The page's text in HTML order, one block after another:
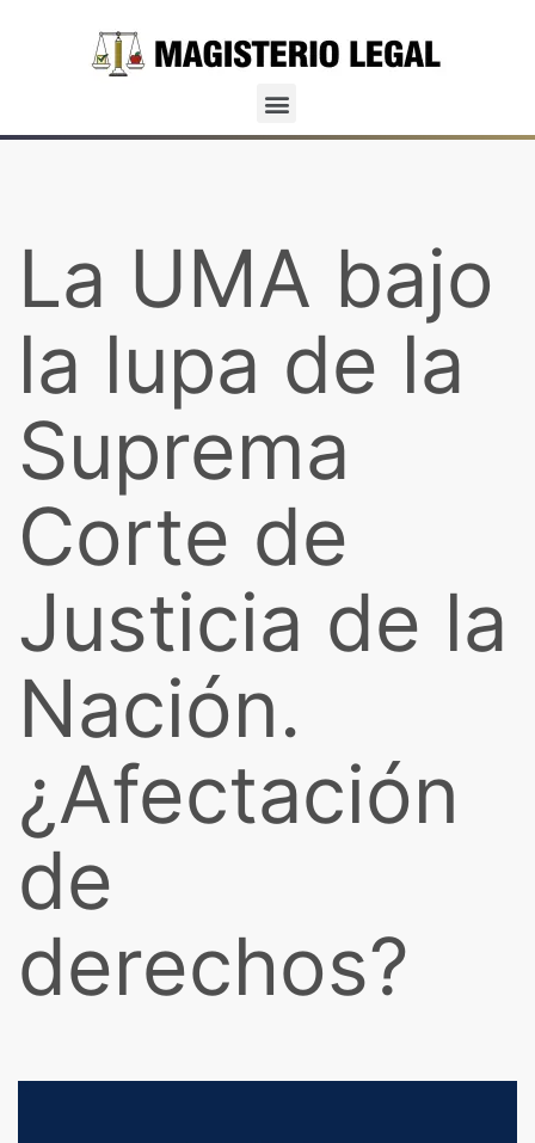
La UMA bajo
la lupa de la
Suprema
Corte de
Justicia de la
Nación.
¿Afectación
de
derechos?